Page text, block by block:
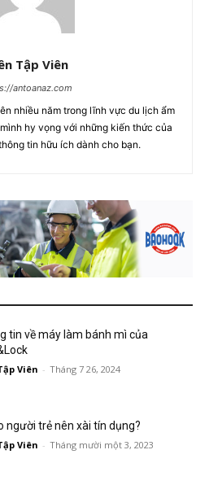
Tập Viên
antoanaz.com
nhiều năm trong lĩnh vực du lịch ẩm
hy vọng với những kiến thức của
tin hữu ích dành cho bạn.
tin về máy làm bánh mì của
Viên - Tháng 7 26, 2024
người trẻ nên xài tín dụng?
Viên - Tháng mười một 3, 2023